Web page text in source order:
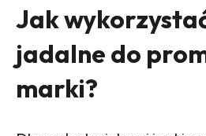
Jak
jadalne do
marki?